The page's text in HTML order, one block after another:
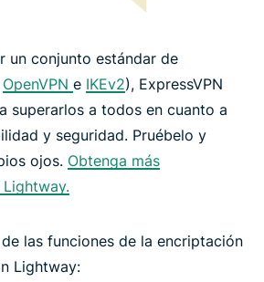
un conjunto estándar de
OpenVPN e IKEv2), ExpressVPN
superarlos a todos en cuanto a
y seguridad. Pruébelo y
ojos. Obtenga más
las funciones de la encriptación
Lightway: